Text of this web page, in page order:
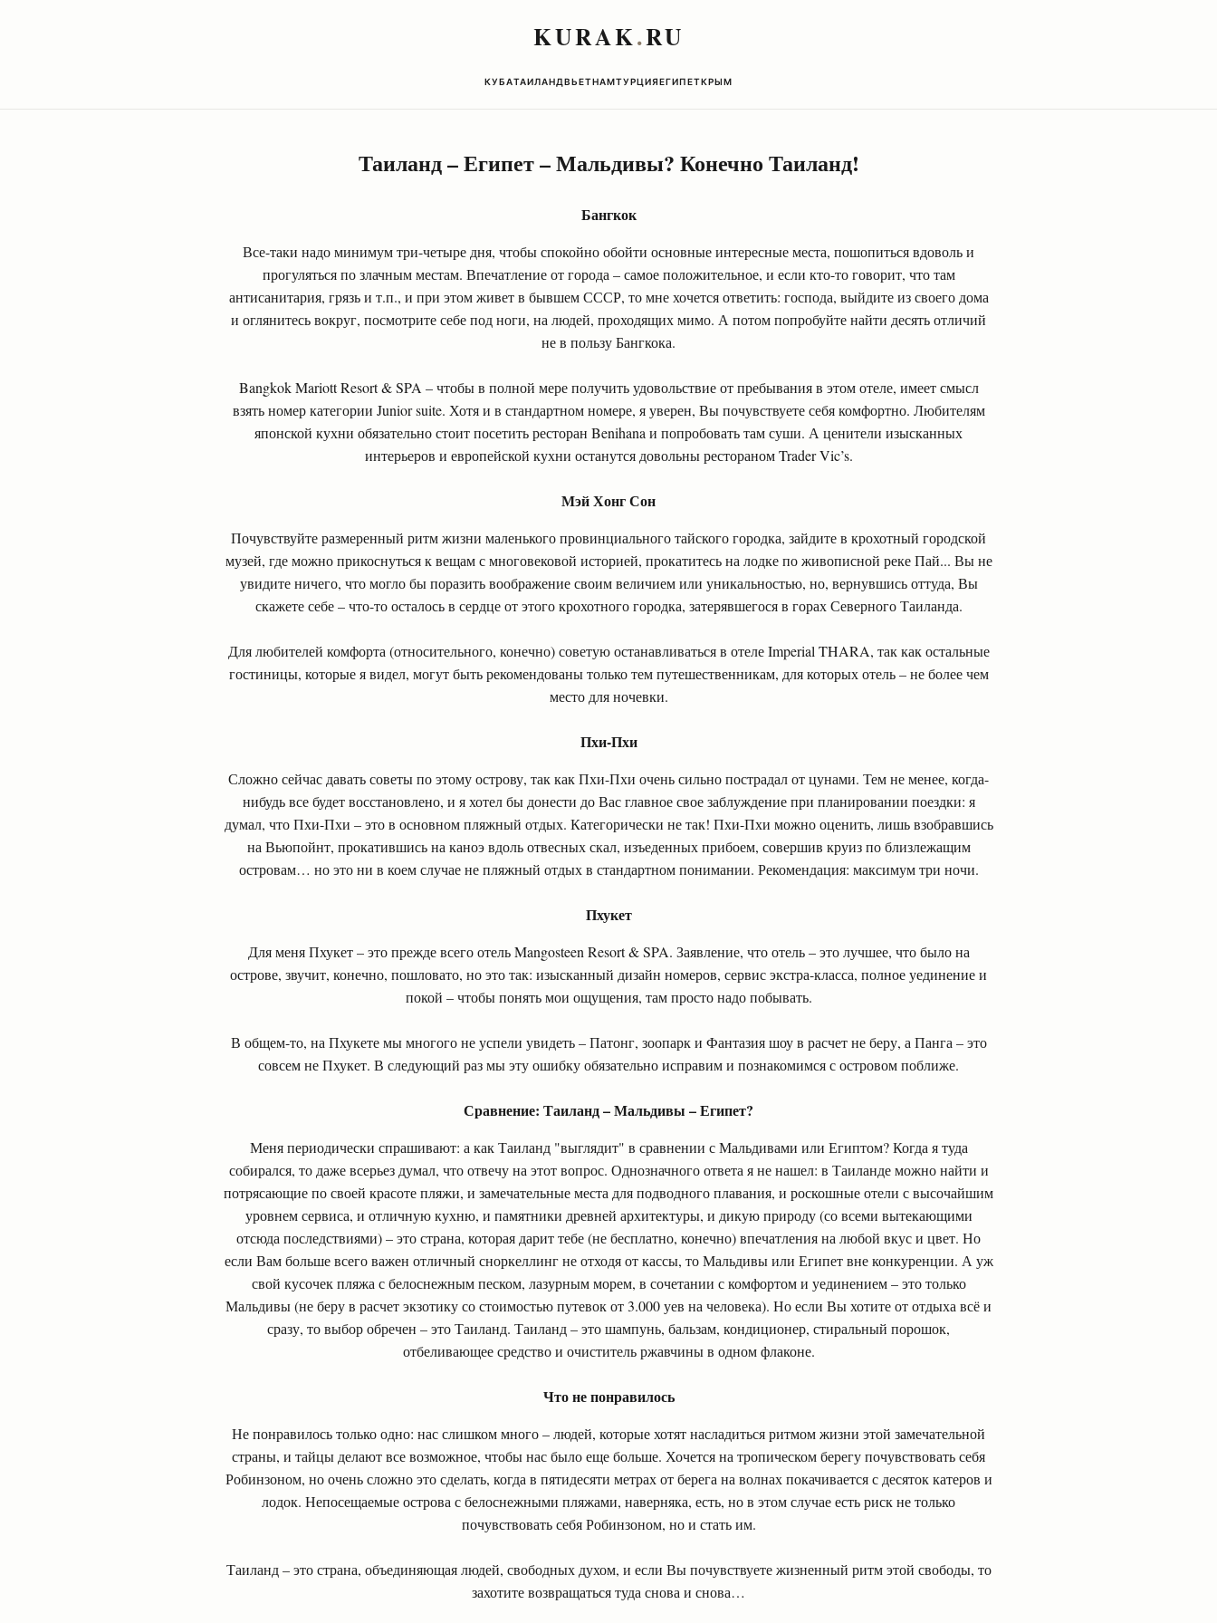
KURAK.RU
КУБАТАИЛАНДВЬЕТНАМТУРЦИЯЕГИПЕТКРЫМ
Таиланд – Египет – Мальдивы? Конечно Таиланд!
Бангкок
Все-таки надо минимум три-четыре дня, чтобы спокойно обойти основные интересные места, пошопиться вдоволь и
прогуляться по злачным местам. Впечатление от города – самое положительное, и если кто-то говорит, что там
антисанитария, грязь и т.п., и при этом живет в бывшем СССР, то мне хочется ответить: господа, выйдите из своего дома
и оглянитесь вокруг, посмотрите себе под ноги, на людей, проходящих мимо. А потом попробуйте найти десять отличий
не в пользу Бангкока.
Bangkok Mariott Resort & SPA – чтобы в полной мере получить удовольствие от пребывания в этом отеле, имеет смысл
взять номер категории Junior suite. Хотя и в стандартном номере, я уверен, Вы почувствуете себя комфортно. Любителям
японской кухни обязательно стоит посетить ресторан Benihana и попробовать там суши. А ценители изысканных
интерьеров и европейской кухни останутся довольны рестораном Trader Vic’s.
Мэй Хонг Сон
Почувствуйте размеренный ритм жизни маленького провинциального тайского городка, зайдите в крохотный городской
музей, где можно прикоснуться к вещам с многовековой историей, прокатитесь на лодке по живописной реке Пай... Вы не
увидите ничего, что могло бы поразить воображение своим величием или уникальностью, но, вернувшись оттуда, Вы
скажете себе – что-то осталось в сердце от этого крохотного городка, затерявшегося в горах Северного Таиланда.
Для любителей комфорта (относительного, конечно) советую останавливаться в отеле Imperial THARA, так как остальные
гостиницы, которые я видел, могут быть рекомендованы только тем путешественникам, для которых отель – не более чем
место для ночевки.
Пхи-Пхи
Сложно сейчас давать советы по этому острову, так как Пхи-Пхи очень сильно пострадал от цунами. Тем не менее, когда-
нибудь все будет восстановлено, и я хотел бы донести до Вас главное свое заблуждение при планировании поездки: я
думал, что Пхи-Пхи – это в основном пляжный отдых. Категорически не так! Пхи-Пхи можно оценить, лишь взобравшись
на Вьюпойнт, прокатившись на каноэ вдоль отвесных скал, изъеденных прибоем, совершив круиз по близлежащим
островам… но это ни в коем случае не пляжный отдых в стандартном понимании. Рекомендация: максимум три ночи.
Пхукет
Для меня Пхукет – это прежде всего отель Mangosteen Resort & SPA. Заявление, что отель – это лучшее, что было на
острове, звучит, конечно, пошловато, но это так: изысканный дизайн номеров, сервис экстра-класса, полное уединение и
покой – чтобы понять мои ощущения, там просто надо побывать.
В общем-то, на Пхукете мы многого не успели увидеть – Патонг, зоопарк и Фантазия шоу в расчет не беру, а Панга – это
совсем не Пхукет. В следующий раз мы эту ошибку обязательно исправим и познакомимся с островом поближе.
Сравнение: Таиланд – Мальдивы – Египет?
Меня периодически спрашивают: а как Таиланд "выглядит" в сравнении с Мальдивами или Египтом? Когда я туда
собирался, то даже всерьез думал, что отвечу на этот вопрос. Однозначного ответа я не нашел: в Таиланде можно найти и
потрясающие по своей красоте пляжи, и замечательные места для подводного плавания, и роскошные отели с высочайшим
уровнем сервиса, и отличную кухню, и памятники древней архитектуры, и дикую природу (со всеми вытекающими
отсюда последствиями) – это страна, которая дарит тебе (не бесплатно, конечно) впечатления на любой вкус и цвет. Но
если Вам больше всего важен отличный сноркеллинг не отходя от кассы, то Мальдивы или Египет вне конкуренции. А уж
свой кусочек пляжа с белоснежным песком, лазурным морем, в сочетании с комфортом и уединением – это только
Мальдивы (не беру в расчет экзотику со стоимостью путевок от 3.000 уев на человека). Но если Вы хотите от отдыха всё и
сразу, то выбор обречен – это Таиланд. Таиланд – это шампунь, бальзам, кондиционер, стиральный порошок,
отбеливающее средство и очиститель ржавчины в одном флаконе.
Что не понравилось
Не понравилось только одно: нас слишком много – людей, которые хотят насладиться ритмом жизни этой замечательной
страны, и тайцы делают все возможное, чтобы нас было еще больше. Хочется на тропическом берегу почувствовать себя
Робинзоном, но очень сложно это сделать, когда в пятидесяти метрах от берега на волнах покачивается с десяток катеров и
лодок. Непосещаемые острова с белоснежными пляжами, наверняка, есть, но в этом случае есть риск не только
почувствовать себя Робинзоном, но и стать им.
Таиланд – это страна, объединяющая людей, свободных духом, и если Вы почувствуете жизненный ритм этой свободы, то
захотите возвращаться туда снова и снова…